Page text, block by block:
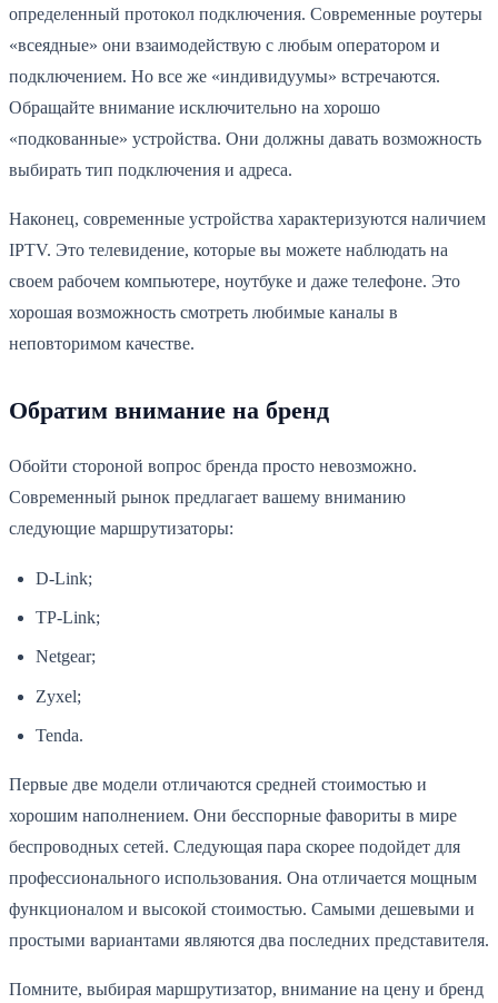
определенный протокол подключения. Современные роутеры
«всеядные» они взаимодействую с любым оператором и
подключением. Но все же «индивидуумы» встречаются.
Обращайте внимание исключительно на хорошо
«подкованные» устройства. Они должны давать возможность
выбирать тип подключения и адреса.
Наконец, современные устройства характеризуются наличием
IPTV. Это телевидение, которые вы можете наблюдать на
своем рабочем компьютере, ноутбуке и даже телефоне. Это
хорошая возможность смотреть любимые каналы в
неповторимом качестве.
Обратим внимание на бренд
Обойти стороной вопрос бренда просто невозможно.
Современный рынок предлагает вашему вниманию
следующие маршрутизаторы:
D-Link;
TP-Link;
Netgear;
Zyxel;
Tenda.
Первые две модели отличаются средней стоимостью и
хорошим наполнением. Они бесспорные фавориты в мире
беспроводных сетей. Следующая пара скорее подойдет для
профессионального использования. Она отличается мощным
функционалом и высокой стоимостью. Самыми дешевыми и
простыми вариантами являются два последних представителя.
Помните, выбирая маршрутизатор, внимание на цену и бренд